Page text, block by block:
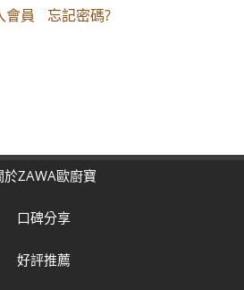
會員 忘記密碼?
於ZAWA歐廚寶
口碑分享
好評推薦